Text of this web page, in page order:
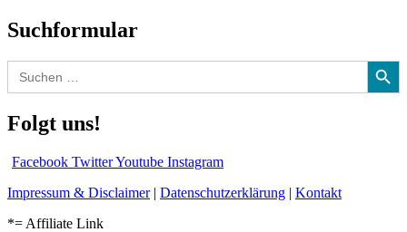
Suchformular
Search
for:
Search Button
Folgt uns!
Facebook TwitterYoutube Instagram
Impressum & Disclaimer| Datenschutzerklärung | Kontakt
*= Affiliate Link